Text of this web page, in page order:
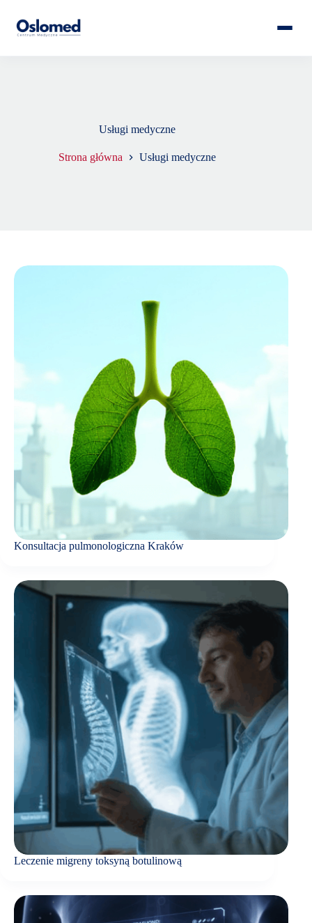
Usługi medyczne
Strona główna Usługi medyczne
Konsultacja pulmonologiczna Kraków
Leczenie migreny toksyną botulinową